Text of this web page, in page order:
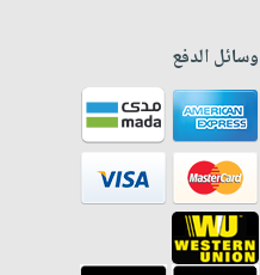
وسائل الدفع